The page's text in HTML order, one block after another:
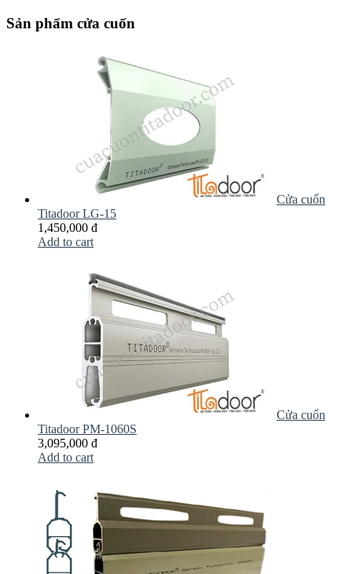
Sản phẩm cửa cuốn
Cửa cuốn
Titadoor LG-15
1,450,000 đ
Add to cart
Cửa cuốn
Titadoor PM-1060S
3,095,000 đ
Add to cart